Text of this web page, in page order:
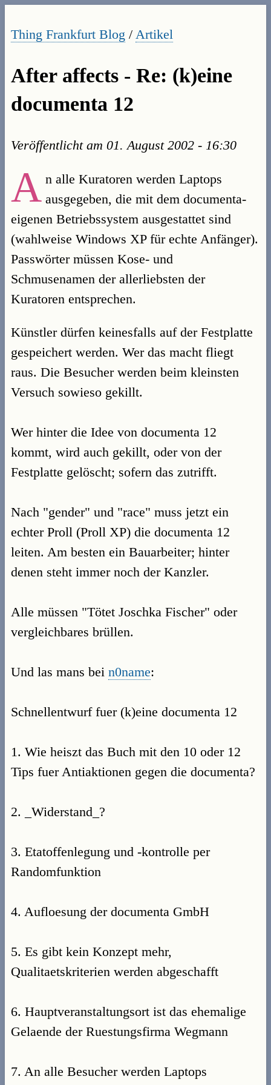
Thing Frankfurt Blog / Artikel
After affects - Re: (k)eine
documenta 12
Veröffentlicht am 01. August 2002 - 16:30
A n alle Kuratoren werden Laptops
ausgegeben, die mit dem documenta-
eigenen Betriebssystem ausgestattet sind
(wahlweise Windows XP für echte Anfänger).
Passwörter müssen Kose- und
Schmusenamen der allerliebsten der
Kuratoren entsprechen.
Künstler dürfen keinesfalls auf der Festplatte
gespeichert werden. Wer das macht fliegt
raus. Die Besucher werden beim kleinsten
Versuch sowieso gekillt.
Wer hinter die Idee von documenta 12
kommt, wird auch gekillt, oder von der
Festplatte gelöscht; sofern das zutrifft.
Nach "gender" und "race" muss jetzt ein
echter Proll (Proll XP) die documenta 12
leiten. Am besten ein Bauarbeiter; hinter
denen steht immer noch der Kanzler.
Alle müssen "Tötet Joschka Fischer" oder
vergleichbares brüllen.
Und las mans bei n0name:
Schnellentwurf fuer (k)eine documenta 12
1. Wie heiszt das Buch mit den 10 oder 12
Tips fuer Antiaktionen gegen die documenta?
2. _Widerstand_?
3. Etatoffenlegung und -kontrolle per
Randomfunktion
4. Aufloesung der documenta GmbH
5. Es gibt kein Konzept mehr,
Qualitaetskriterien werden abgeschafft
6. Hauptveranstaltungsort ist das ehemalige
Gelaende der Ruestungsfirma Wegmann
7. An alle Besucher werden Laptops